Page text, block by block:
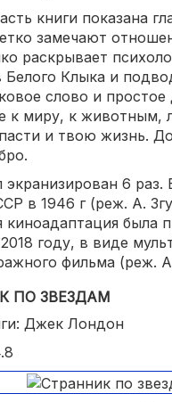
книги показана
замечают
раскрывает
Белого Клыка и
слово и простое
к миру, к животным,
и твою жизнь.
6 раз.
в 1946 г (реж. А.
киноадаптация была
году, в виде
фильма (реж.
ПО ЗВЕЗДАМ
Джек Лондон